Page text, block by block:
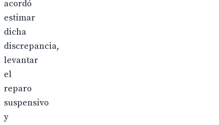
acordó
estimar
dicha
discrepancia,
levantar
el
reparo
suspensivo
y